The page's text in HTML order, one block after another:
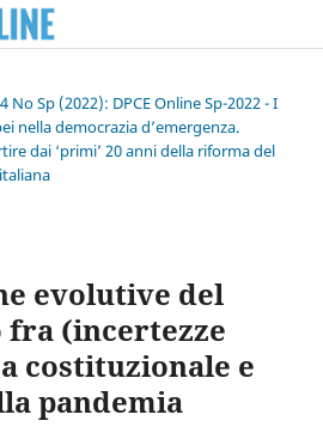
No Sp (2022): DPCE Online Sp-2022 - I
nella democrazia d’emergenza.
dai ‘primi’ 20 anni della riforma del
evolutive del
(incertezze
costituzionale e
pandemia